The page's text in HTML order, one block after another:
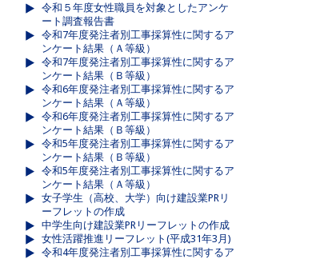
令和５年度女性職員を対象としたアンケ
ート調査報告書
令和7年度発注者別工事採算性に関するア
ンケート結果（Ａ等級）
令和7年度発注者別工事採算性に関するア
ンケート結果（Ｂ等級）
令和6年度発注者別工事採算性に関するア
ンケート結果（Ａ等級）
令和6年度発注者別工事採算性に関するア
ンケート結果（Ｂ等級）
令和5年度発注者別工事採算性に関するア
ンケート結果（Ｂ等級）
令和5年度発注者別工事採算性に関するア
ンケート結果（Ａ等級）
女子学生（高校、大学）向け建設業PRリ
ーフレットの作成
中学生向け建設業PRリーフレットの作成
女性活躍推進リーフレット(平成31年3月)
令和4年度発注者別工事採算性に関するア